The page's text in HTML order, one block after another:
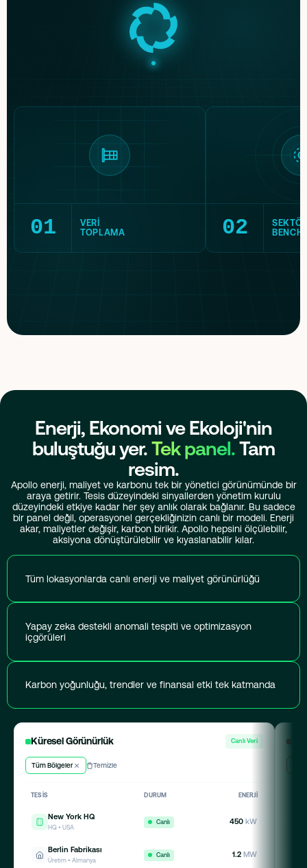
01
VERI
TOPLAMA
02
Enerji, Ekonomi ve Ekoloji'nin
buluştuğu yer.Tek panel.Tam
resim.
Apollo enerji, maliyet ve karbonu tek bir yönetici görünümünde bir
araya getirir. Tesis düzeyindeki sinyallerden yönetim kurulu
düzeyindeki etkiye kadar her şey anlık olarak bağlanır. Bu sadece
bir panel değil, operasyonel gerçekliğinizin canlı bir modeli. Enerji
akar, maliyetler değişir, karbon birikir. Apollo hepsini ölçülebilir,
aksiyona dönüştürülebilir ve kıyaslanabilir kılar.
Tüm lokasyonlarda canlı enerji ve maliyet görünürlüğü
Yapay zeka destekli anomali tespiti ve optimizasyon
içgörüleri
Karbon yoğunluğu, trendler ve finansal etki tek katmanda
Küresel Görünürlük Canlı Veri
Tüm Bölgeler Temizle
TESIS DURUM ENERJI
New York HQ
HQ • USA
Canlı 450kW
Berlin Fabrikası
Üretim • Almanya
Canlı 1.2MW